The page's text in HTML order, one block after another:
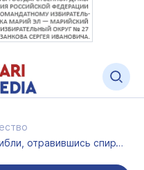
В Марий Эл 44 человека погибли, отравившись спиртосодержащими жидкостями